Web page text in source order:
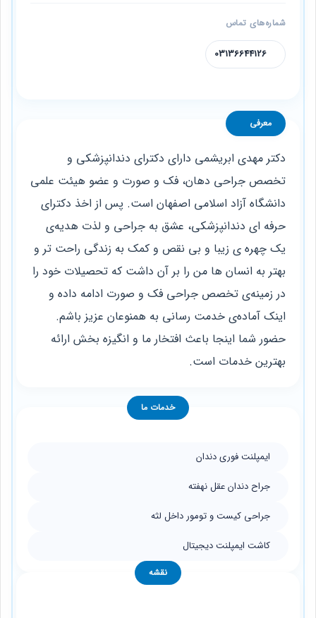
شماره‌های تماس
03136644126
معرفی
دکتر مهدی ابریشمی دارای دکترای دندانپزشکی و
تخصص جراحی دهان، فک و صورت و عضو هیئت علمی
دانشگاه آزاد اسلامی اصفهان است. پس از اخذ دکترای
حرفه ای دندانپزشکی، عشق به جراحی و لذت هدیه‌ی
یک چهره ی زیبا و بی نقص و کمک به زندگی راحت تر و
بهتر به انسان ها من را بر آن داشت که تحصیلات خود را
در زمینه‌ی تخصص جراحی فک و صورت ادامه داده و
اینک آماده‌ی خدمت رسانی به همنوعان عزیز باشم.
حضور شما اینجا باعث افتخار ما و انگیزه بخش ارائه
بهترین خدمات است.
خدمات ما
ایمپلنت فوری دندان
جراح دندان عقل نهفته
جراحی کیست و تومور داخل لثه
کاشت ایمپلنت دیجیتال
نقشه